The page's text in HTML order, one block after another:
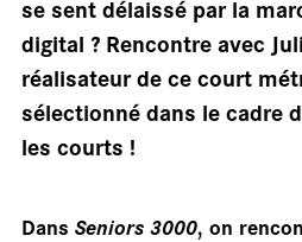
se sent délaissé par la
digital ? Rencontre avec
réalisateur de ce court
sélectionné dans le cadre
les courts !
Dans Seniors 3000, on